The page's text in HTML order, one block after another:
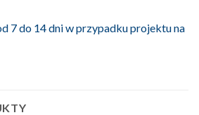
7 do 14 dni w przypadku projektu na